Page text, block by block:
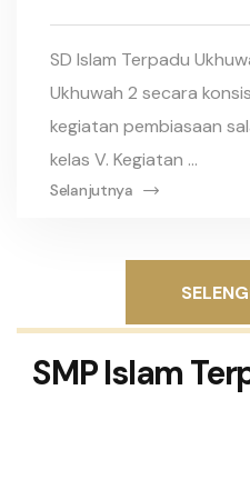
SD Islam Terpadu
Ukhuwah 2 secara
kegiatan pembiasaan
kelas V. Kegiatan ...
Selanjutnya
SMP Islam